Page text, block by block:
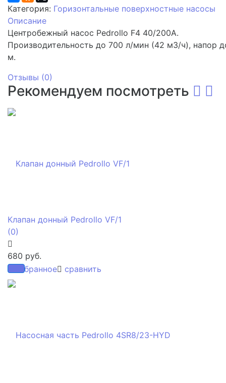
Категория: Горизонтальные поверхностные насосы
Описание
Центробежный насос Pedrollo F4 40/200A.
Производительность до 700 л/мин (42 м3/ч), напор
м.
Отзывы (0)
Рекомендуем посмотреть
избранное сравнить
Клапан донный Pedrollo VF/1
(0)
680 руб.